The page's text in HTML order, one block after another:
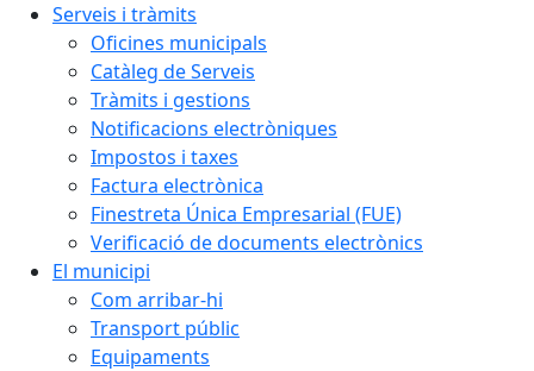
Serveis i tràmits
Oficines municipals
Catàleg de Serveis
Tràmits i gestions
Notificacions electròniques
Impostos i taxes
Factura electrònica
Finestreta Única Empresarial (FUE)
Verificació de documents electrònics
El municipi
Com arribar-hi
Transport públic
Equipaments